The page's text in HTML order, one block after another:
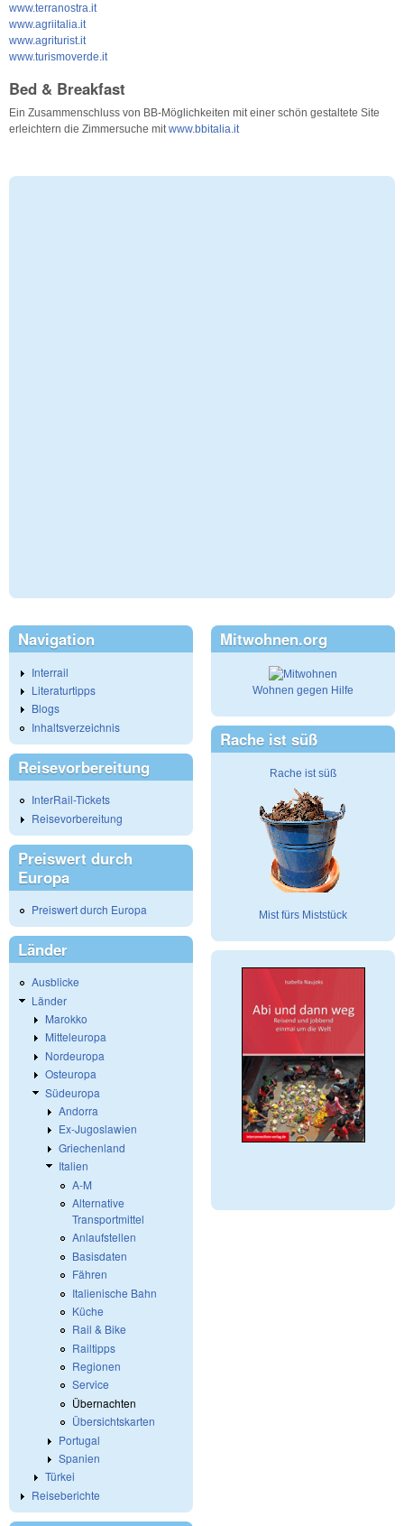
www.terranostra.it
www.agriitalia.it
www.agriturist.it
www.turismoverde.it
Bed & Breakfast
Ein Zusammenschluss von BB-Möglichkeiten mit einer schön gestaltete Site
erleichtern die Zimmersuche mitwww.bbitalia.it
Navigation
Interrail
Literaturtipps
Blogs
Inhaltsverzeichnis
Reisevorbereitung
InterRail-Tickets
Reisevorbereitung
Preiswert durch
Europa
Preiswert durch Europa
Länder
Ausblicke
Länder
Marokko
Mitteleuropa
Nordeuropa
Osteuropa
Südeuropa
Andorra
Ex-Jugoslawien
Griechenland
Italien
A-M
Alternative
Transportmittel
Anlaufstellen
Basisdaten
Fähren
Italienische Bahn
Küche
Rail & Bike
Railtipps
Regionen
Service
Übernachten
Übersichtskarten
Portugal
Spanien
Türkei
Reiseberichte
Mitwohnen.org
Wohnen gegen Hilfe
Rache ist süß
Rache ist süß
Mist fürs Miststück